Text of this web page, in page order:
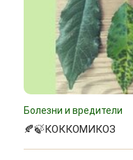
Болезни и вредители
🍂🍃КОККОМИКОЗ